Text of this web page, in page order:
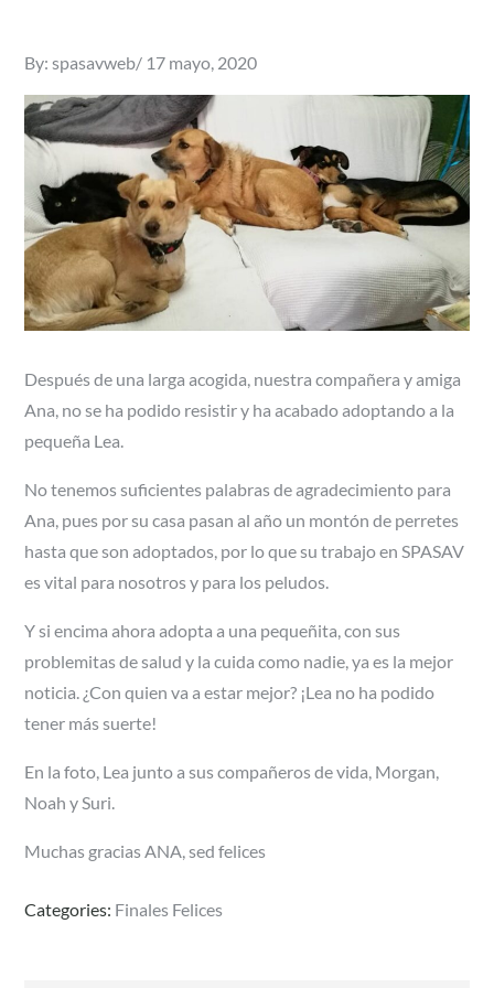
By:spasavweb Posted
on
17 mayo, 2020
Después de una larga acogida, nuestra compañera y amiga
Ana, no se ha podido resistir y ha acabado adoptando a la
pequeña Lea.
No tenemos suficientes palabras de agradecimiento para
Ana, pues por su casa pasan al año un montón de perretes
hasta que son adoptados, por lo que su trabajo en SPASAV
es vital para nosotros y para los peludos.
Y si encima ahora adopta a una pequeñita, con sus
problemitas de salud y la cuida como nadie, ya es la mejor
noticia. ¿Con quien va a estar mejor? ¡Lea no ha podido
tener más suerte!
En la foto, Lea junto a sus compañeros de vida, Morgan,
Noah y Suri.
Muchas gracias ANA, sed felices
Categories: Finales Felices